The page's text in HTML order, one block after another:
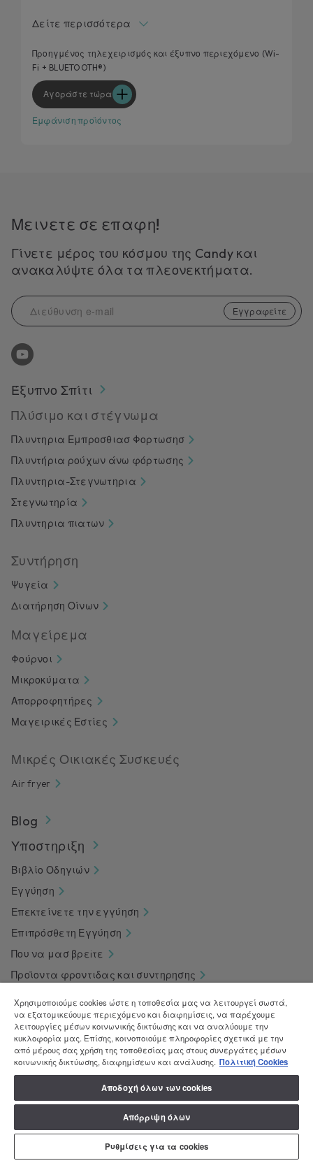
Προσαρμόσιμος Χώρος Υγρασίας
Προσαρμογή σχεδίασης κουζίνας
Panorama Light
Δείτε περισσότερα
Προηγμένος τηλεχειρισμός και έξυπνο περιεχόμενο (Wi-
Fi + BLUETOOTH®)
Αγοράστε τώρα
Εμφάνιση προϊόντος
Μεινετε σε επαφη!
Γίνετε μέρος του κόσμου της Candy και
ανακαλύψτε όλα τα πλεονεκτήματα.
Εγγραφείτε
Έξυπνο Σπίτι
Πλύσιμο και στέγνωμα
Πλυντηρια Εμπροσθιασ Φορτωσησ
Πλυντήρια ρούχων άνω φόρτωσης
Πλυντηρια-Στεγνωτηρια
Στεγνωτηρία
Πλυντηρια πιατων
Συντήρηση
Ψυγεία
Διατήρηση Οίνων
Μαγείρεμα
Φούρνοι
Μικροκύματα
Απορροφητήρες
Μαγειρικές Εστίες
Μικρές Οικιακές Συσκευές
Air fryer
Blog
Υποστηριξη
Βιβλίο Οδηγιών
Εγγύηση
Επεκτείνετε την εγγύηση
Επιπρόσθετη Εγγύηση
Που να μασ βρεiτε
Προϊοντα φροντιδας και συντηρησης
Πολιτική CookieΚώδικας Δεοντολογίας
Κέντρο προτιμήσεων απορρήτουΔήλωση προσβασιμότητας
Data Act Policy
Χρησιμοποιούμε cookies ώστε η τοποθεσία μας να λειτουργεί σωστά,
να εξατομικεύουμε περιεχόμενο και διαφημίσεις, να παρέχουμε
λειτουργίες μέσων κοινωνικής δικτύωσης και να αναλύουμε την
κυκλοφορία μας. Επίσης, κοινοποιούμε πληροφορίες σχετικά με την
από μέρους σας χρήση της τοποθεσίας μας στους συνεργάτες μέσων
κοινωνικής δικτύωσης, διαφημίσεων και ανάλυσης. Πολιτική Cookies
Αποδοχή όλων των cookies
Απόρριψη όλων
Ρυθμίσεις για τα cookies